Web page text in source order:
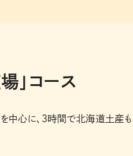
」コース
心に、３時間で北海道土産も